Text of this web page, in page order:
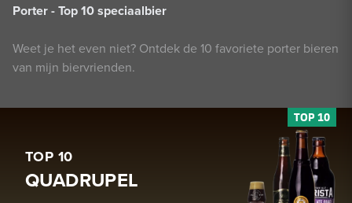
Porter - Top 10 speciaalbier
Weet je het even niet? Ontdek de 10 favoriete porter bieren
van mijn biervrienden.
TOP 10
QUADRUPEL